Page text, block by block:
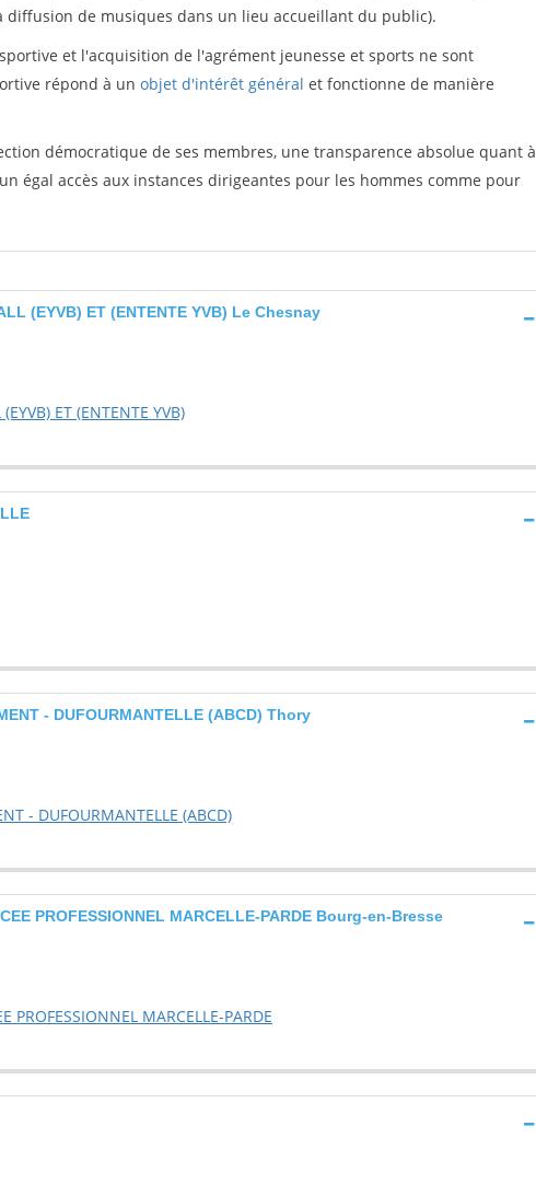
diffusion de musiques dans un lieu accueillant du public).
et l'acquisition de l'agrément jeunesse et sports ne sont
répond à un objet d'intérêt général et fonctionne de manière
démocratique de ses membres, une transparence absolue quant à
égal accès aux instances dirigeantes pour les hommes comme pour
(EYVB) ET (ENTENTE YVB) Le Chesnay
ET (ENTENTE YVB)
- DUFOURMANTELLE (ABCD) Thory
- DUFOURMANTELLE (ABCD)
PROFESSIONNEL MARCELLE-PARDE Bourg-en-Bresse
PROFESSIONNEL MARCELLE-PARDE